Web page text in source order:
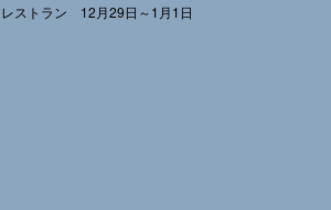
レストラン 12月29日～1月1日